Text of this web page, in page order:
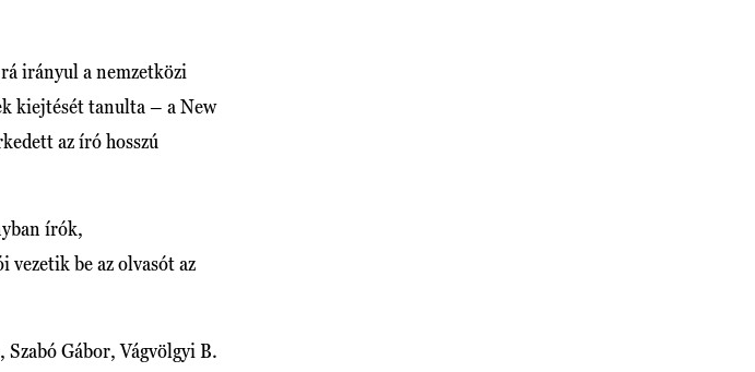
irányul a nemzetközi
kiejtését tanulta – a New
az író hosszú
írók,
be az olvasót az
Gábor, Vágvölgyi B.